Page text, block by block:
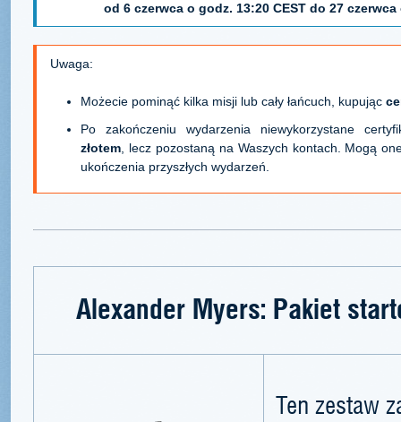
od 6 czerwca o godz. 13:20 CEST do 27 czerwca
Uwaga:
Możecie pominąć kilka misji lub cały łańcuch, kupując
Po zakończeniu wydarzenia niewykorzystane
złotem , lecz pozostaną na Waszych kontach. Mogą
ukończenia przyszłych wydarzeń.
Alexander Myers: Pakiet
Ten zestaw